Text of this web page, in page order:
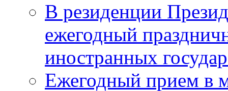
В резиденции
ежегодный
иностранных
Ежегодный прием в